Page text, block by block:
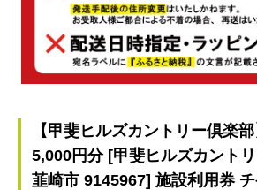
【甲斐ヒルズカントリー倶楽
5,000円分 [甲斐ヒルズカント
韮崎市 9145967] 施設利用券